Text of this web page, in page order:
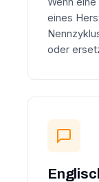
eines
oder